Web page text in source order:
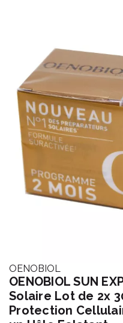
OENOBIOL
OENOBIOL SUN
Solaire Lot de 2x
Protection